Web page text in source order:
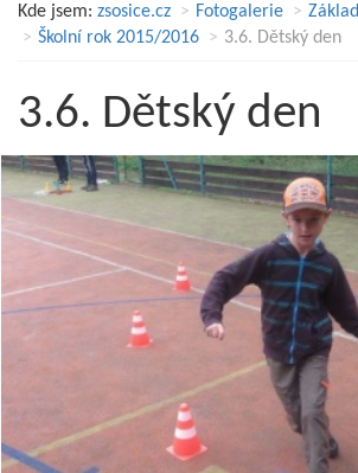
Kde jsem: zsosice.cz Fotogalerie
Školní rok 2015/2016
3.6. Dětský den
3.6. Dětský den